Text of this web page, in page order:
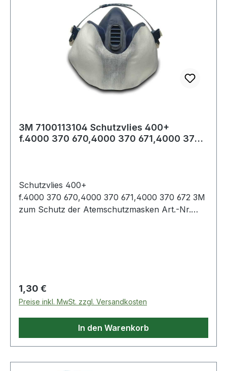
3M 7100113104 Schutzvlies 400+
f.4000 370 670,4000 370 671,4000 370 6
Schutzvlies 400+
f.4000 370 670,4000 370 671,4000 370 672 3M
zum Schutz der Atemschutzmasken Art.-Nr.
Regulärer Preis:
1,30 €
Preise inkl. MwSt. zzgl. Versandkosten
In den Warenkorb